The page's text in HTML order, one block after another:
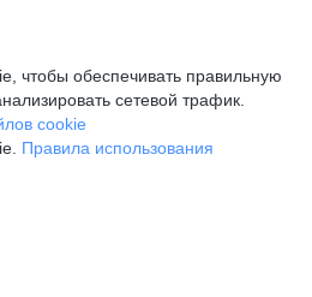
чтобы обеспечивать правильную
сетевой трафик.
cookie
Правила использования